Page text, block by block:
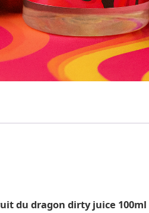
du dragon dirty juice 100ml